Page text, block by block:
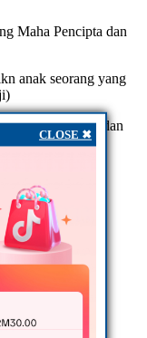
Maha Pencipta dan
anak seorang yang
jaga, amankan dan
setiap kali kita
(untuk anak
CLOSE ✖